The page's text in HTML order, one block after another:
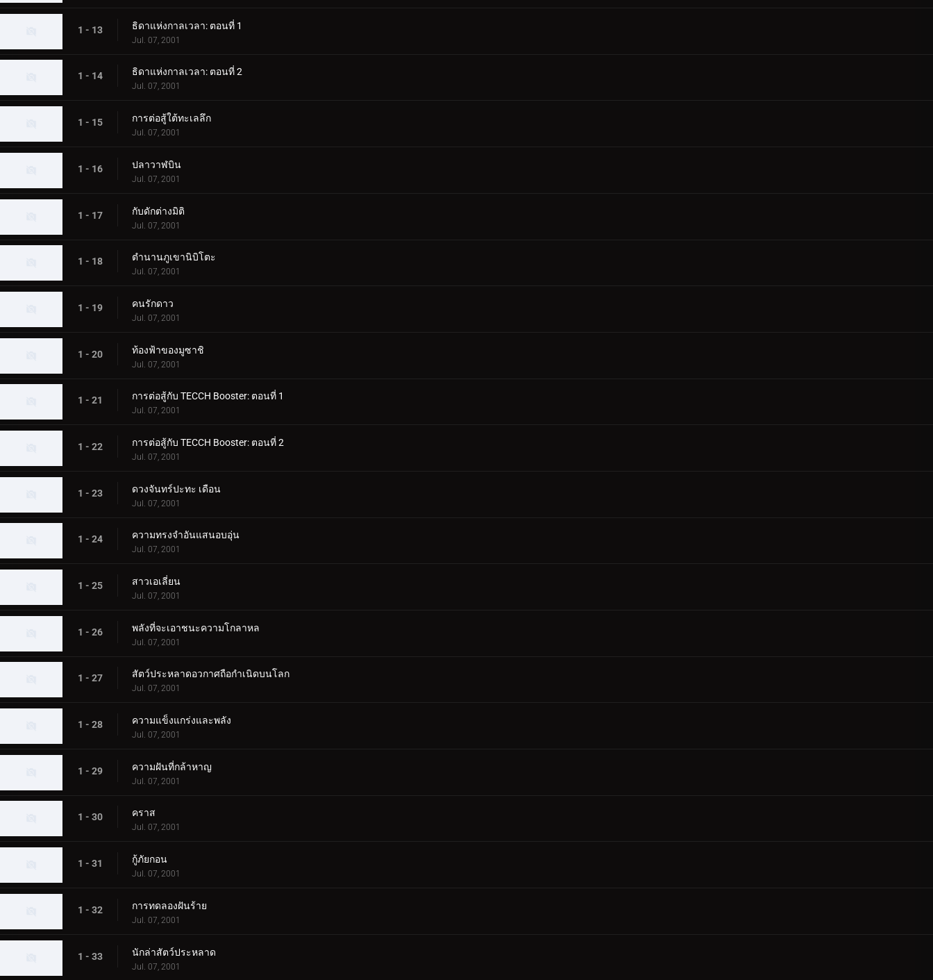
1 - 13 ธิดาแห่งกาลเวลา: ตอนที่ 1
Jul. 07, 2001
1 - 14 ธิดาแห่งกาลเวลา: ตอนที่ 2
Jul. 07, 2001
1 - 15 การต่อสู้ใต้ทะเลลึก
Jul. 07, 2001
1 - 16 ปลาวาฬบิน
Jul. 07, 2001
1 - 17 กับดักต่างมิติ
Jul. 07, 2001
1 - 18 ตำนานภูเขานิบิโตะ
Jul. 07, 2001
1 - 19 คนรักดาว
Jul. 07, 2001
1 - 20 ท้องฟ้าของมูซาชิ
Jul. 07, 2001
1 - 21 การต่อสู้กับ TECCH Booster: ตอนที่ 1
Jul. 07, 2001
1 - 22 การต่อสู้กับ TECCH Booster: ตอนที่ 2
Jul. 07, 2001
1 - 23 ดวงจันทร์ปะทะ เดือน
Jul. 07, 2001
1 - 24 ความทรงจำอันแสนอบอุ่น
Jul. 07, 2001
1 - 25 สาวเอเลี่ยน
Jul. 07, 2001
1 - 26 พลังที่จะเอาชนะความโกลาหล
Jul. 07, 2001
1 - 27 สัตว์ประหลาดอวกาศถือกำเนิดบนโลก
Jul. 07, 2001
1 - 28 ความแข็งแกร่งและพลัง
Jul. 07, 2001
1 - 29 ความฝันที่กล้าหาญ
Jul. 07, 2001
1 - 30 คราส
Jul. 07, 2001
1 - 31 กู้ภัยกอน
Jul. 07, 2001
1 - 32 การทดลองฝันร้าย
Jul. 07, 2001
1 - 33 นักล่าสัตว์ประหลาด
Jul. 07, 2001